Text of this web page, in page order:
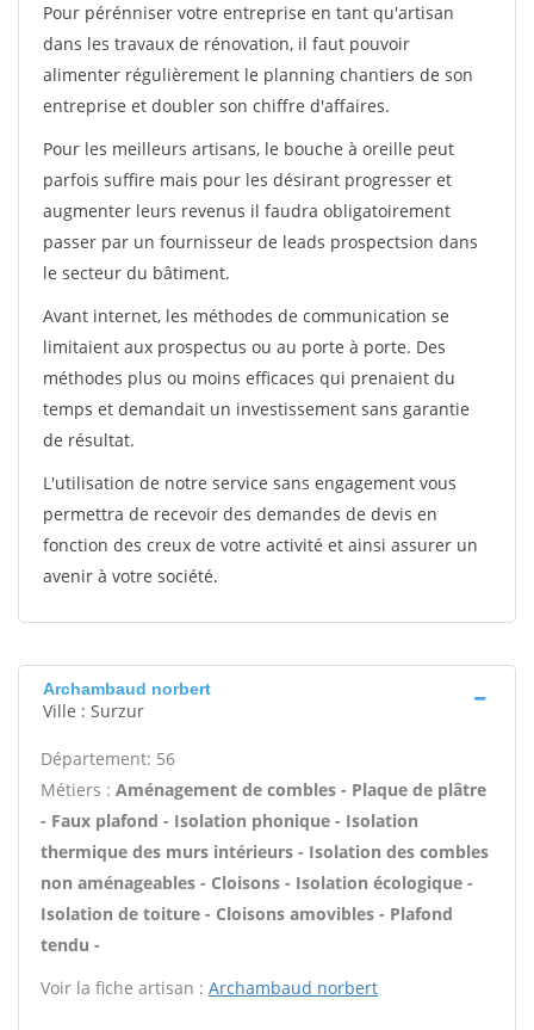
Pour pérénniser votre entreprise en tant qu'artisan
dans les travaux de rénovation, il faut pouvoir
alimenter régulièrement le planning chantiers de son
entreprise et doubler son chiffre d'affaires.
Pour les meilleurs artisans, le bouche à oreille peut
parfois suffire mais pour les désirant progresser et
augmenter leurs revenus il faudra obligatoirement
passer par un fournisseur de leads prospectsion dans
le secteur du bâtiment.
Avant internet, les méthodes de communication se
limitaient aux prospectus ou au porte à porte. Des
méthodes plus ou moins efficaces qui prenaient du
temps et demandait un investissement sans garantie
de résultat.
L'utilisation de notre service sans engagement vous
permettra de recevoir des demandes de devis en
fonction des creux de votre activité et ainsi assurer un
avenir à votre société.
Archambaud norbert
Ville : Surzur
Département: 56
Métiers : Aménagement de combles - Plaque de plâtre
- Faux plafond - Isolation phonique - Isolation
thermique des murs intérieurs - Isolation des combles
non aménageables - Cloisons - Isolation écologique -
Isolation de toiture - Cloisons amovibles - Plafond
tendu -
Voir la fiche artisan : Archambaud norbert